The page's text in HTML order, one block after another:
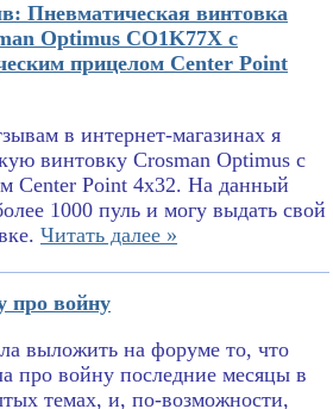
Пневматическая винтовка
Optimus CO1K77X с
прицелом Center Point
в интернет-магазинах я
винтовку Crosman Optimus с
Center Point 4x32. На данный
1000 пуль и могу выдать свой
Читать далее »
про войну
выложить на форуме то, что
про войну последние месяцы в
темах, и, по-возможности,